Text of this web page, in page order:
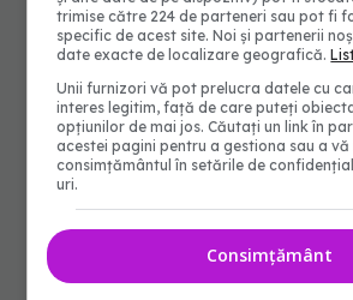
trimise către 224 de parteneri sau pot fi
specific de acest site. Noi și partenerii
date exacte de localizare geografică.
Unii furnizori vă pot prelucra datele cu
interes legitim, față de care puteți
opțiunilor de mai jos. Căutați un link în
acestei pagini pentru a gestiona sau a
consimțământul în setările de
uri.
Consimțământ